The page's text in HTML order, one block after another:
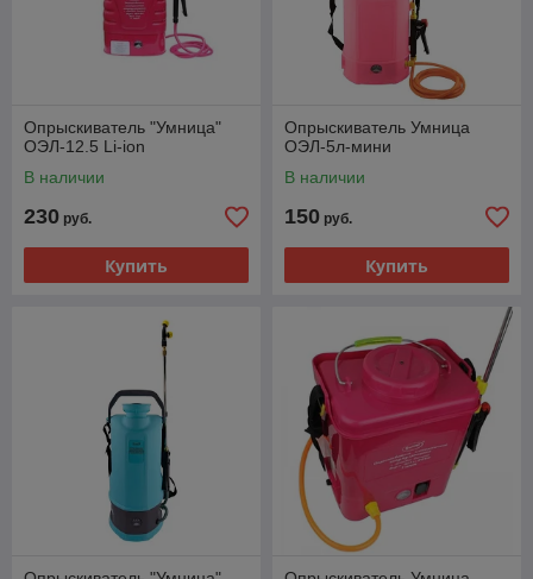
Опрыскиватель "Умница"
ОЭЛ-12.5 Li-ion
В наличии
230 руб.
Купить
Опрыскиватель Умница
ОЭЛ-5л-мини
В наличии
150 руб.
Купить